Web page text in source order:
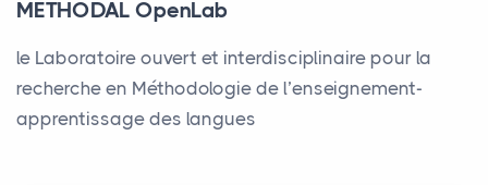
MÉTHODAL OpenLab
le Laboratoire ouvert et interdisciplinaire pour la
recherche en Méthodologie de l’enseignement-
apprentissage des langues